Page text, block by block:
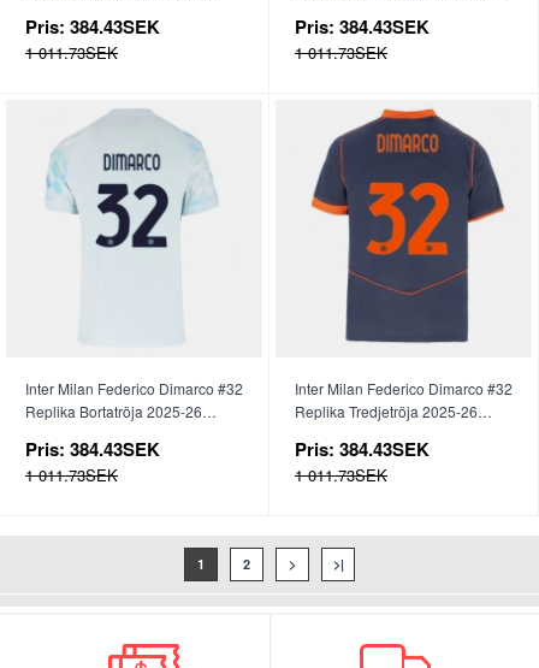
Pris: 384.43SEK
1 011.73SEK
Pris: 384.43SEK
1 011.73SEK
Inter Milan Federico Dimarco #32
Replika Bortatröja 2025-26
Pris: 384.43SEK
1 011.73SEK
Inter Milan Federico Dimarco #32
Replika Tredjetröja 2025-26
Pris: 384.43SEK
1 011.73SEK
1 2 > >|